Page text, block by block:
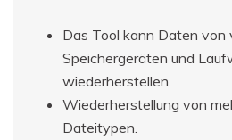
Das Tool kann Daten von
Speichergeräten und
wiederherstellen.
Wiederherstellung von
Dateitypen.